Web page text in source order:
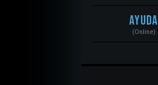
Ayuda
(Online)